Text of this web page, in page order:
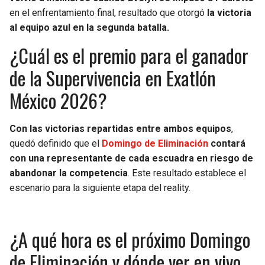
en el enfrentamiento final, resultado que otorgó la victoria
al equipo azul en la segunda batalla.
¿Cuál es el premio para el ganador
de la Supervivencia en Exatlón
México 2026?
Con las victorias repartidas entre ambos equipos,
quedó definido que el Domingo de Eliminación contará
con una representante de cada escuadra en riesgo de
abandonar la competencia. Este resultado establece el
escenario para la siguiente etapa del reality.
¿A qué hora es el próximo Domingo